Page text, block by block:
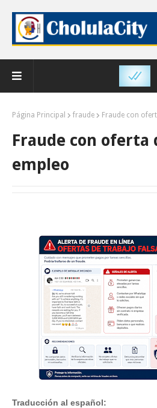
Página Principal fraude Fraude con
Fraude con oferta
empleo
Traducción al español: